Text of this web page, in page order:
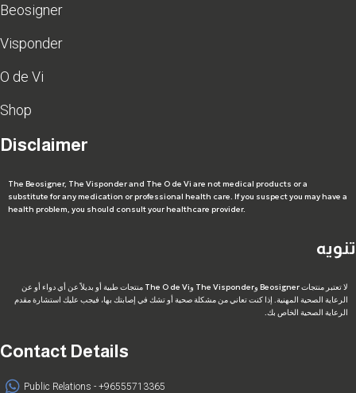
Beosigner
Visponder
O de Vi
Shop
Disclaimer
The Beosigner, The Visponder and The O de Vi are not medical products or a
substitute for any medication or professional health care. If you suspect you may have a
health problem, you should consult your healthcare provider.
تنويه
لا تعتبر منتجات Beosigner وThe Visponder وThe O de Vi منتجات طبية أو بديلاً عن أي دواء أو عن
الرعاية الصحية المهنية. إذا كنت تعاني من مشكلة صحية أو تشك في إصابتك بها، فيجب عليك استشارة مقدم
الرعاية الصحية الخاص بك.
Contact Details
Public Relations - +96555713365